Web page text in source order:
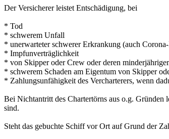
Der Versicherer leistet Entschädigung, bei
* Tod
* schwerem Unfall
* unerwarteter schwerer Erkrankung (auch
* Impfunverträglichkeit
* von Skipper oder Crew oder deren
* schwerem Schaden am Eigentum von Skipper
* Zahlungsunfähigkeit des Vercharterers, wenn
Bei Nichtantritt des Chartertörns aus o.g. Gründen
sind.
Steht das gebuchte Schiff vor Ort auf Grund der